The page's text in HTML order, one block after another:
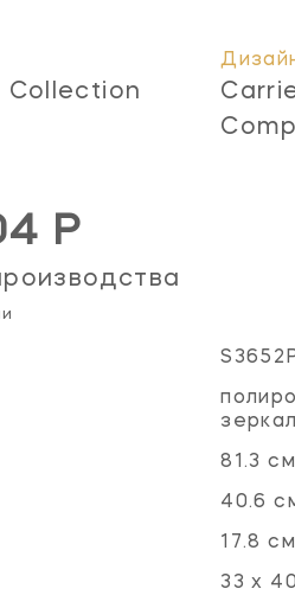
Collection
Р
81.3 см
40.6
17.8 см
33 х